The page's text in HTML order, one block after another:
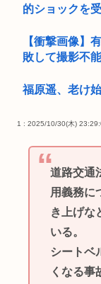
的ショックを
【衝撃画像】
敗して撮影不
福原遥、老け
1 : 2025/10/30(木)
道路交通
用義務に
き上げな
いる。
シートベ
くなる事